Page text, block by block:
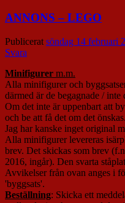
ANNONS – LEGO
Publicerat söndag 14 februari
Svara
Minifigurer m.m.
Alla minifigurer och
därmed är de begagnade / inte
Om det inte är uppenbart att
och be att få det om det önskas.
Jag har kanske inget original
Alla minifigurer levereras
brev. Det skickas som brev
2016, ingår). Den svarta
Avvikelser från ovan anges i
'byggsats'.
Beställning: Skicka ett